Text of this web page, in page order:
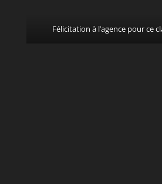
Félicitation à l’agence pour ce